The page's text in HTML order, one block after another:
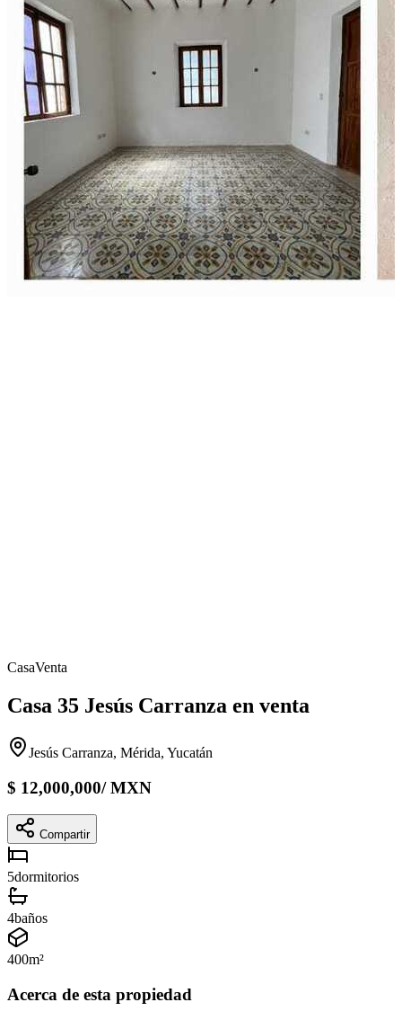
CasaVenta
Casa 35 Jesús Carranza en venta
Jesús Carranza, Mérida, Yucatán
$ 12,000,000/MXN
Compartir
5dormitorios
4baños
400m²
Acerca de esta propiedad